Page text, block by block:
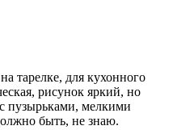
тарелке, для кухонного
рисунок яркий, но
пузырьками, мелкими
быть, не знаю.